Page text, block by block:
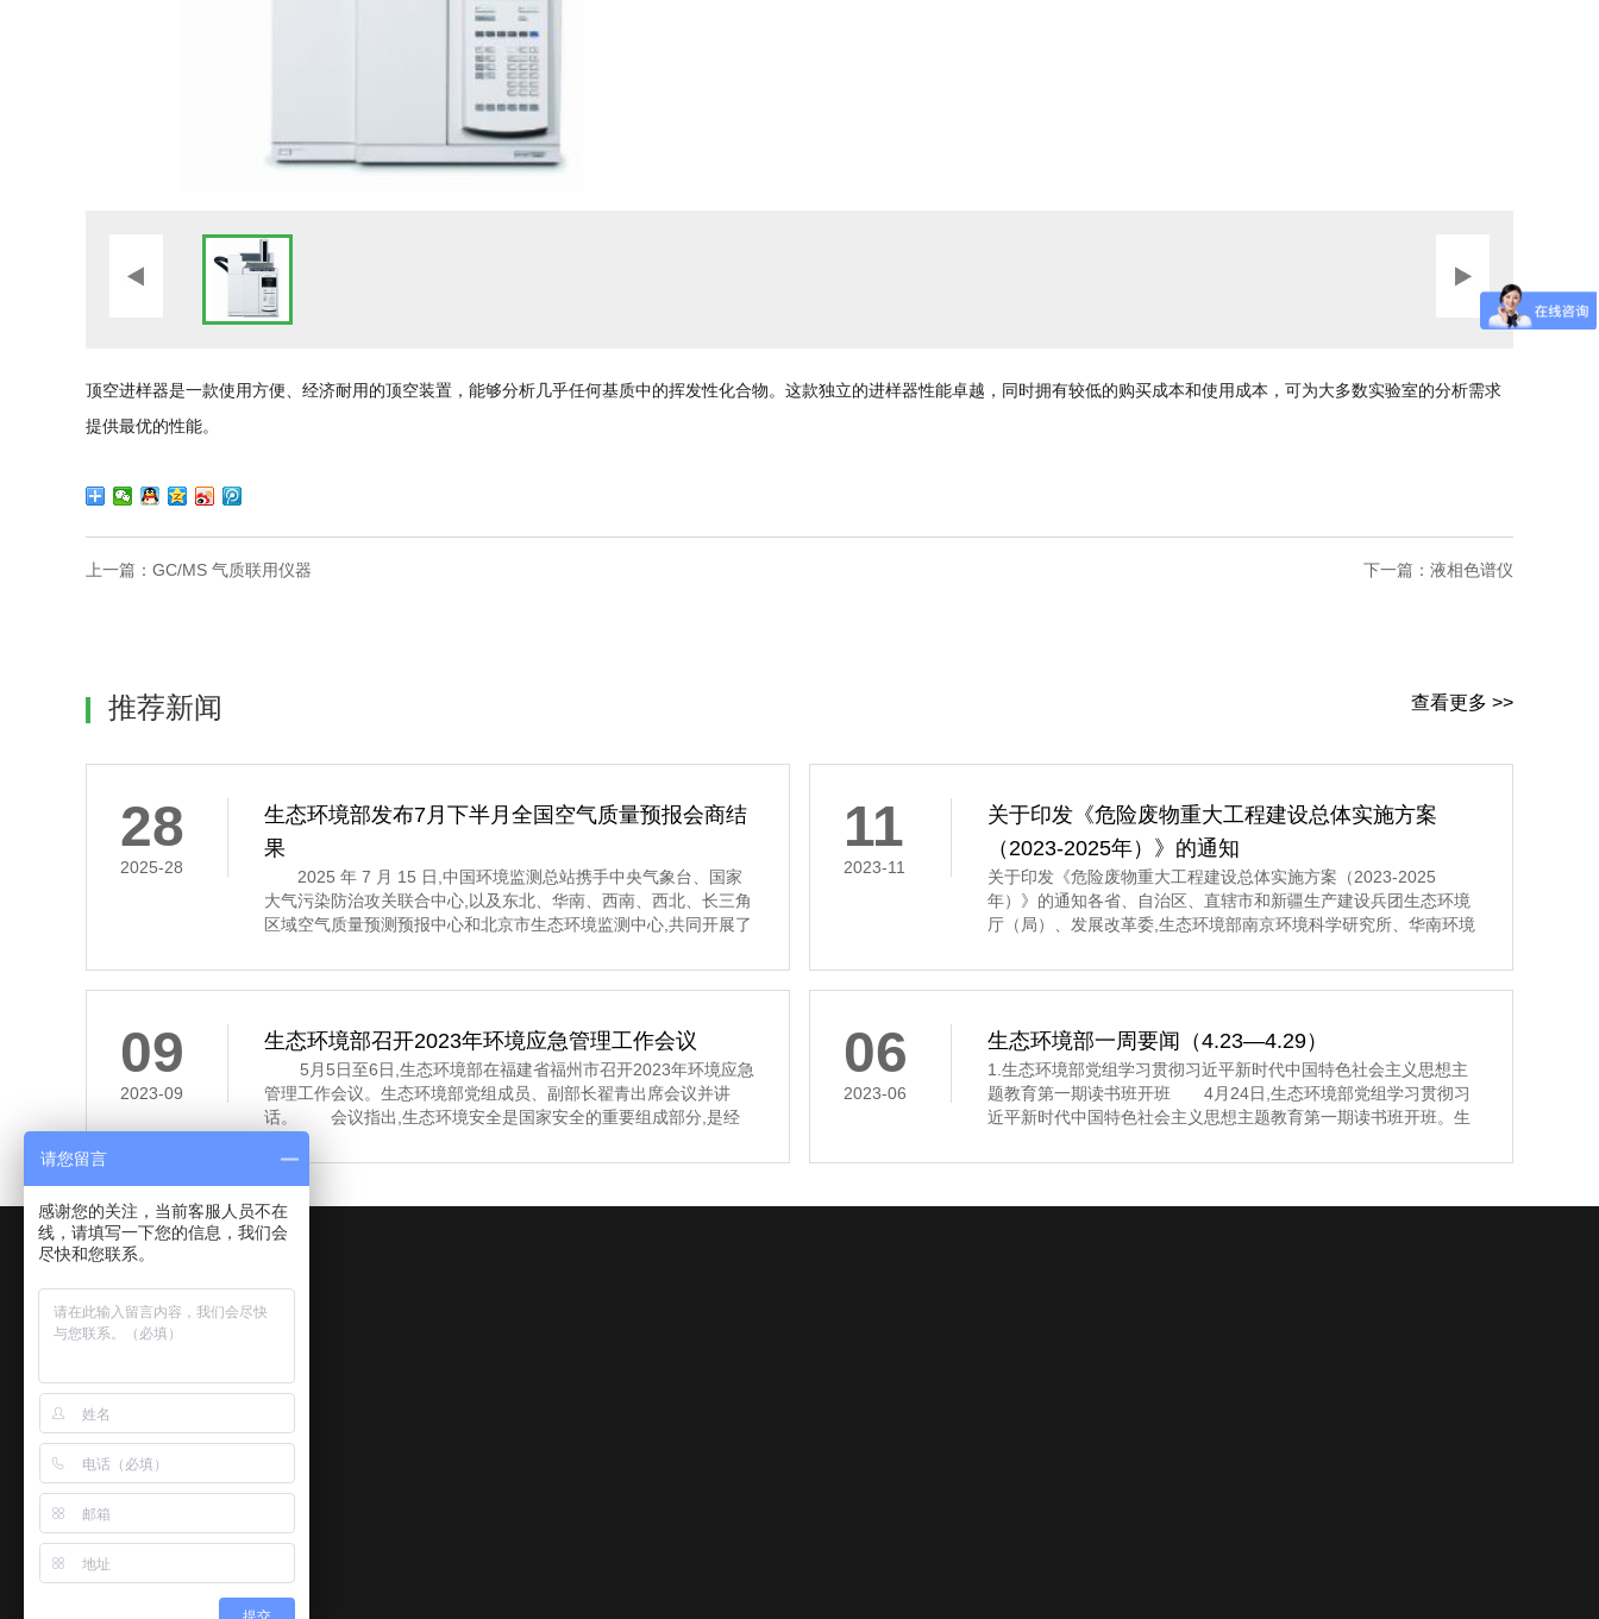
顶空进样器是一款使用方便、经济耐用的顶空装置，能够分析几乎任何基质中的挥发性化合物。这款独立的进样器性能卓越，同时拥有较低的购买成本和使用成本，可为大多数实验室的分析需求
提供最优的性能。
上一篇： GC/MS 气质联用仪器 下一篇： 液相色谱仪
查看更多 >>
推荐新闻
28
2025-28
生态环境部发布7月下半月全国空气质量预报会商结
果
2025 年 7 月 15 日,中国环境监测总站携手中央气象台、国家
大气污染防治攻关联合中心,以及东北、华南、西南、西北、长三角
区域空气质量预测预报中心和北京市生态环境监测中心,共同开展了
示,7 月下半月全国大部分地区空气质量将以优良至轻度污染为主。
其中,京津冀及
11
2023-11
关于印发《危险废物重大工程建设总体实施方案
（2023-2025年）》的通知
关于印发《危险废物重大工程建设总体实施方案（2023-2025
年）》的通知各省、自治区、直辖市和新疆生产建设兵团生态环境
厅（局）、发展改革委,生态环境部南京环境科学研究所、华南环境
物重大工程建设总体实施方案（2023-2025年）》印发给你们,请认
真组织实施。 生态环境部发展改革委 2023年5月8日
09
2023-09
生态环境部召开2023年环境应急管理工作会议
5月5日至6日,生态环境部在福建省福州市召开2023年环境应急
管理工作会议。生态环境部党组成员、副部长翟青出席会议并讲
话。 会议指出,生态环境安全是国家安全的重要组成部分,是经
济社会持续健康发展的重要保障。习近平总书记高度重视生态环境
安全,多次作出重要指示批示,为做好环境应急管理工作、加快推进
环境应急管理体系和能力现代化指明了根本方向,提供了强大动力。
近年来,全国环
06
2023-06
生态环境部一周要闻（4.23—4.29）
1.生态环境部党组学习贯彻习近平新时代中国特色社会主义思想主
题教育第一期读书班开班 4月24日,生态环境部党组学习贯彻习
近平新时代中国特色社会主义思想主题教育第一期读书班开班。生
读 2.生态环境部党组举行学习贯彻习近平新时代中国特色社会
组举行学习贯彻习
关于我们
关于我们
企业文化
产品中心
水和废水
土壤
请您留言
感谢您的关注，当前客服人员不在
线，请填写一下您的信息，我们会
尽快和您联系。